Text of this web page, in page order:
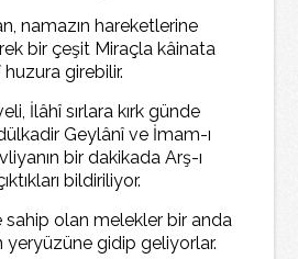
namazın hareketlerine
bir çeşit Miraçla kâinata
huzura girebilir.
İlâhî sırlara kırk günde
Geylânî ve İmam-ı
bir dakikada Arş-ı
bildiriliyor.
sahip olan melekler bir anda
yeryüzüne gidip geliyorlar.